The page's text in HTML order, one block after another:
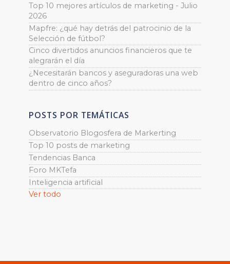
Top 10 mejores artículos de marketing - Julio
2026
Mapfre: ¿qué hay detrás del patrocinio de la
Selección de fútbol?
Cinco divertidos anuncios financieros que te
alegrarán el día
¿Necesitarán bancos y aseguradoras una web
dentro de cinco años?
POSTS POR TEMÁTICAS
Observatorio Blogosfera de Markerting
Top 10 posts de marketing
Tendencias Banca
Foro MKTefa
Inteligencia artificial
Ver todo